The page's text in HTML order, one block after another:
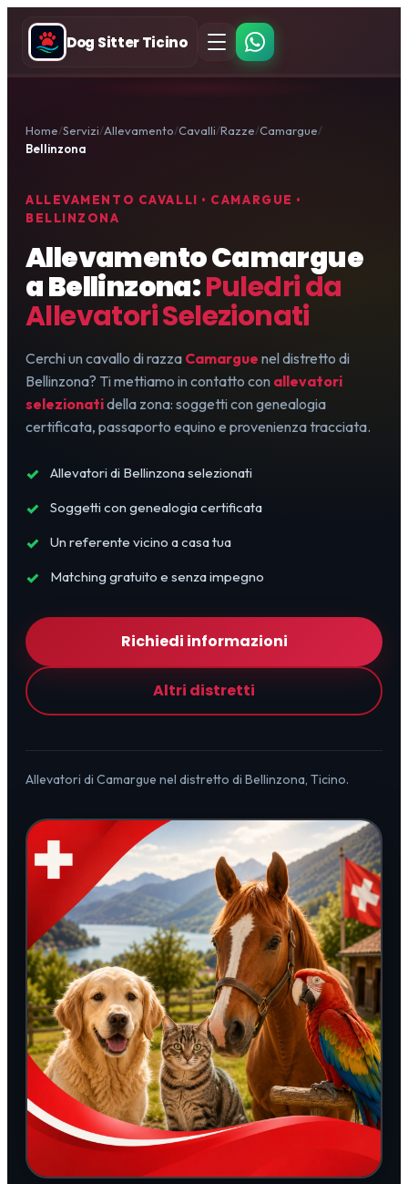
Dog Sitter Ticino
Home Servizi Allevamento Cavalli Razze Camargue
Bellinzona
ALLEVAMENTO CAVALLI • CAMARGUE •
BELLINZONA
Allevamento Camargue
a Bellinzona:Puledri da
Allevatori Selezionati
Cerchi un cavallo di razza Camargue nel distretto di
Bellinzona? Ti mettiamo in contatto con allevatori
selezionatidella zona: soggetti con genealogia
certificata, passaporto equino e provenienza tracciata.
Allevatori di Bellinzona selezionati
Soggetti con genealogia certificata
Un referente vicino a casa tua
Matching gratuito e senza impegno
Richiedi informazioni
Altri distretti
Allevatori di Camargue nel distretto di Bellinzona, Ticino.